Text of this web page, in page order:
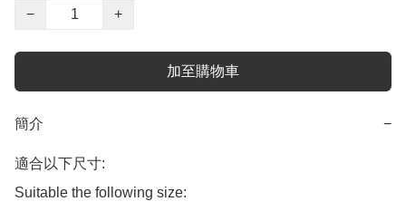
−
+
加至購物車
簡介 −
適合以下尺寸:
Suitable the following size: